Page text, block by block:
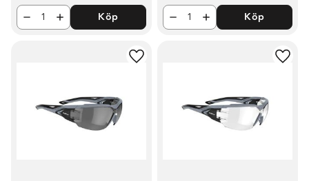
Köp Köp
Lägg till i favoriter